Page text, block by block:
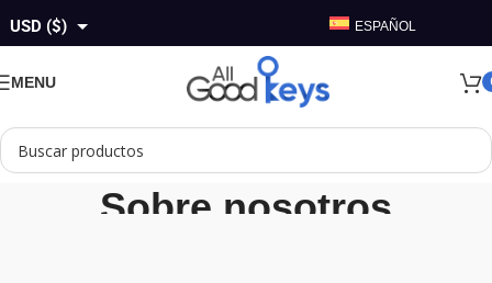
USD ($)
AUD ($)
ESPAÑOL
MENU
Sobre nosotros